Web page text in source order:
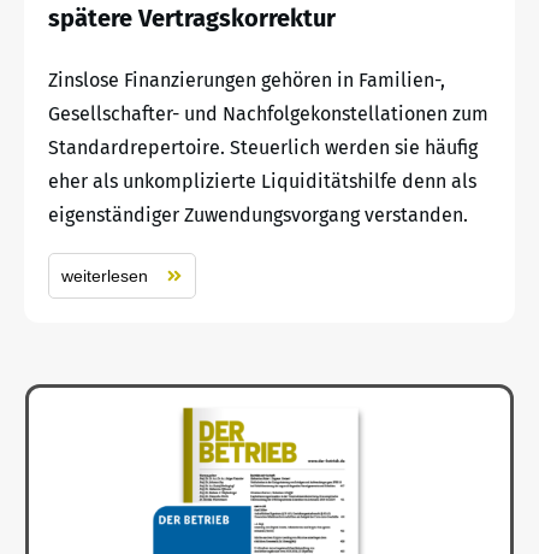
spätere Vertragskorrektur
Zinslose Finanzierungen gehören in Familien-,
Gesellschafter- und Nachfolgekonstellationen zum
Standardrepertoire. Steuerlich werden sie häufig
eher als unkomplizierte Liquiditätshilfe denn als
eigenständiger Zuwendungsvorgang verstanden.
weiterlesen